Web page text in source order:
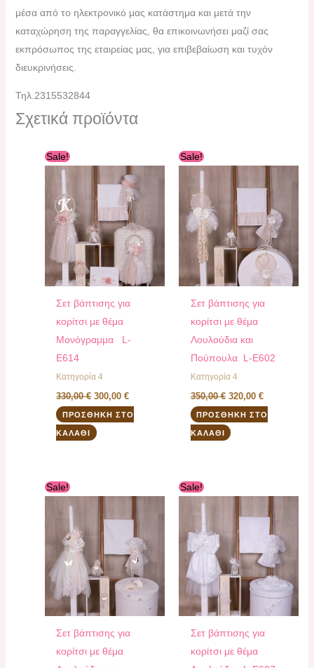
μέσα από το ηλεκτρονικό μας κατάστημα και μετά την
καταχώρηση της παραγγελίας, θα επικοινωνήσει μαζί σας
εκπρόσωπος της εταιρείας μας, για επιβεβαίωση και τυχόν
διευκρινήσεις.
Τηλ.2315532844
Σχετικά προϊόντα
Sale!
Σετ βάπτισης για
κορίτσι με θέμα
Mονόγραμμα L-
E614
Κατηγορία 4
330,00€
price
330,00 €.
300,00€
τρέχουσα
τιμή
είναι:
300,00 €.
ΠΡΟΣΘΉΚΗ ΣΤΟ
ΚΑΛΆΘΙ
Sale!
Σετ βάπτισης για
κορίτσι με θέμα
Λουλούδια και
Πούπουλα L-E602
Κατηγορία 4
350,00€
price
350,00 €.
320,00 €
τρέχουσα
είναι:
ΠΡΟΣΘΉΚΗ ΣΤΟ
ΚΑΛΆΘΙ
Sale!
Σετ βάπτισης για
κορίτσι με θέμα
Sale!
Σετ βάπτισης για
κορίτσι με θέμα
310,00 €.είναι:
290,00 €.